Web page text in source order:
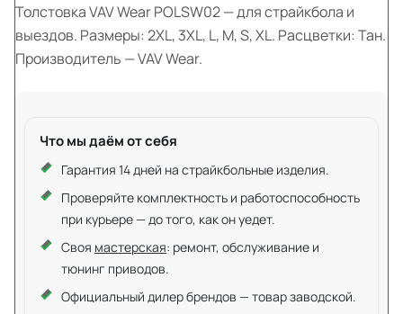
Толстовка VAV Wear POLSW02 — для страйкбола и
выездов. Размеры: 2XL, 3XL, L, M, S, XL. Расцветки: Тан.
Производитель — VAV Wear.
Что мы даём от себя
Гарантия 14 дней на страйкбольные изделия.
Проверяйте комплектность и работоспособность
при курьере — до того, как он уедет.
Своя мастерская: ремонт, обслуживание и
тюнинг приводов.
Официальный дилер брендов — товар заводской.